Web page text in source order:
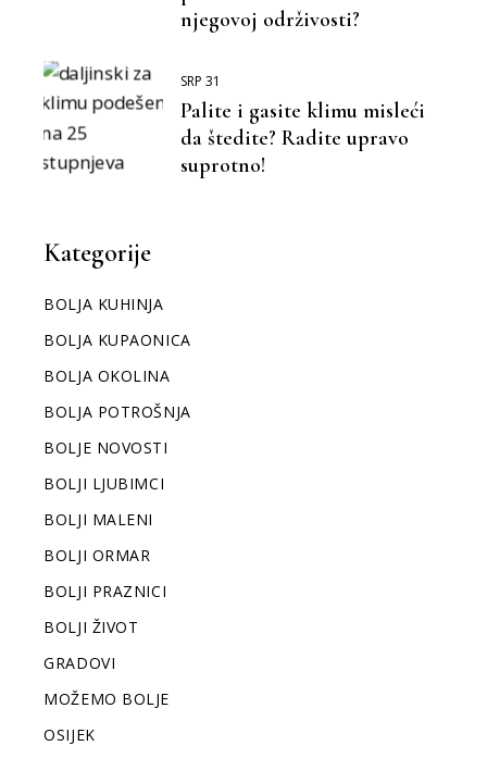
njegovoj održivosti?
SRP 31
Palite i gasite klimu misleći
da štedite? Radite upravo
suprotno!
Kategorije
BOLJA KUHINJA
BOLJA KUPAONICA
BOLJA OKOLINA
BOLJA POTROŠNJA
BOLJE NOVOSTI
BOLJI LJUBIMCI
BOLJI MALENI
BOLJI ORMAR
BOLJI PRAZNICI
BOLJI ŽIVOT
GRADOVI
MOŽEMO BOLJE
OSIJEK